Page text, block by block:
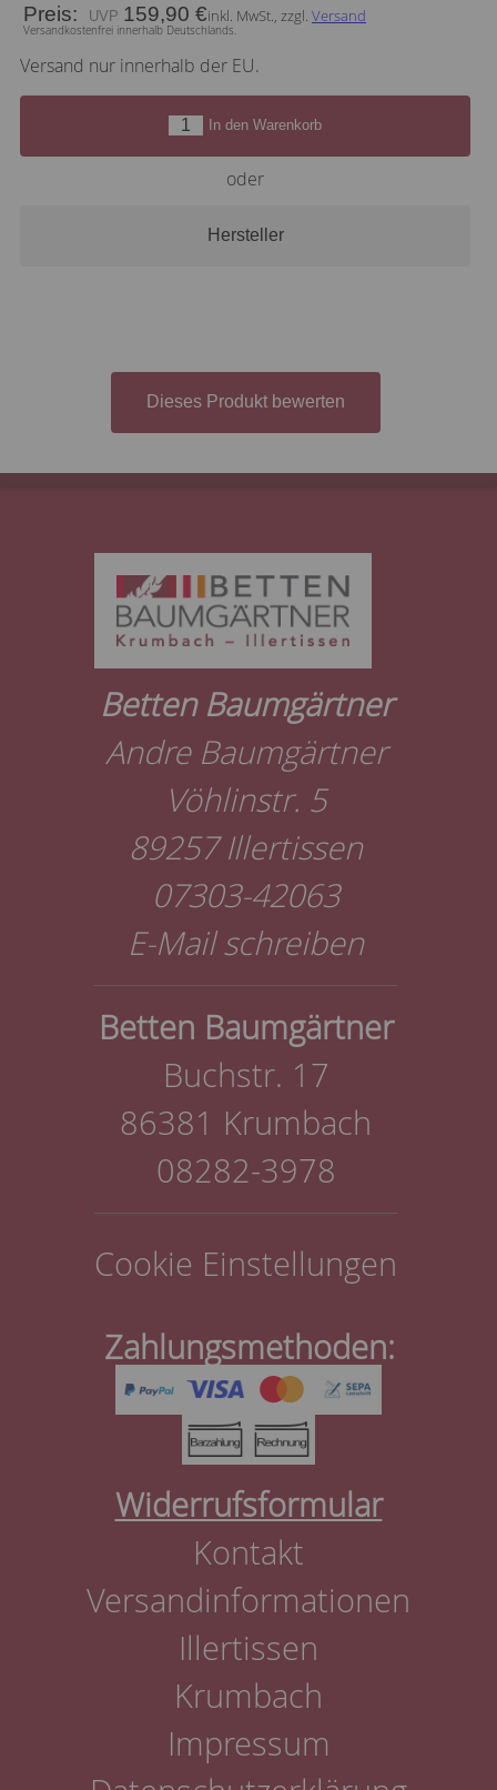
Preis: 159,90 €inkl. MwSt., zzgl. Versand
Versandkostenfrei innerhalb Deutschlands.
Versand nur innerhalb der EU.
In den Warenkorb
oder
Hersteller
Dieses Produkt bewerten
Betten Baumgärtner
Andre Baumgärtner
Vöhlinstr. 5
89257 Illertissen
07303-42063
E-Mail schreiben
Betten Baumgärtner
Buchstr. 17
86381 Krumbach
08282-3978
Cookie Einstellungen
Zahlungsmethoden:
Widerrufsformular
Kontakt
Versandinformationen
Illertissen
Krumbach
Impressum